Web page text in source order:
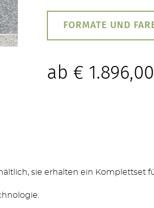
FORMATE UND
ab € 1.896,00
sie erhalten ein Komplettset